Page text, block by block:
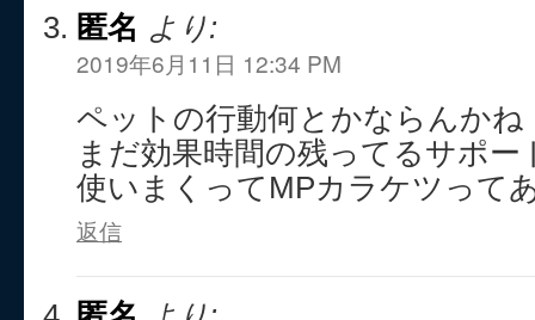
匿名 より:
2019年6月11日 12:34 PM
ペットの行動何とかならんかね
まだ効果時間の残ってるサポ
使いまくってMPカラケツって
返信